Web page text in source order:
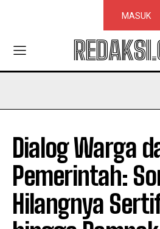
MASUK
Dialog Warga
Pemerintah:
Hilangnya